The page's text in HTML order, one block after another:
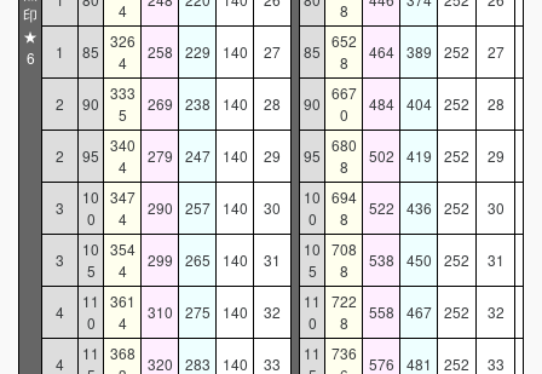
印
★
6
4
8
1 85
326
4
258 229 140 27 85
652
8
464 389 252 27
2 90
333
5
269 238 140 28 90
667
0
484 404 252 28
2 95
340
4
279 247 140 29 95
680
8
502 419 252 29
3
10
0
347
4
290 257 140 30
10
0
694
8
522 436 252 30
3
10
5
354
4
299 265 140 31
10
5
708
8
538 450 252 31
4
11
0
361
4
310 275 140 32
11
0
722
8
558 467 252 32
4
11
368
320 283 140 33
11
736
576 481 252 33